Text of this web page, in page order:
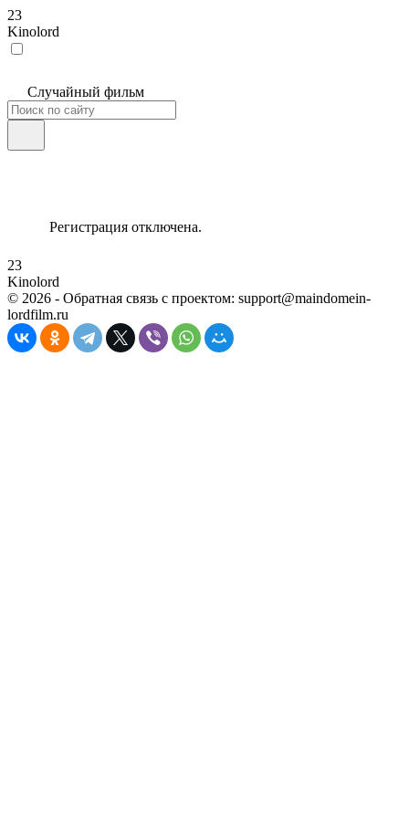
23
Kinolord
Случайный фильм
Регистрация отключена.
23
Kinolord
© 2026 - Обратная связь с проектом: support@maindomein-
lordfilm.ru